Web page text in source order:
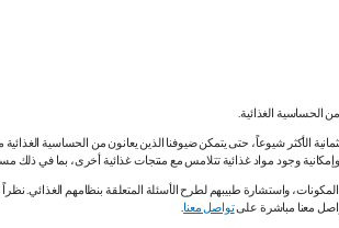
الحساسية الغذائية.
الأكثر شيوعاً، حتى يتمكن ضيوفنا الذين يعانون من الحساسية
وجود مواد غذائية تتلامس مع منتجات غذائية أخرى، بما في ذلك
واستشارة طبيبهم لطرح الأسئلة المتعلقة بنظامهم الغذائي. نظراً
معنا مباشرة علىتواصل معنا.